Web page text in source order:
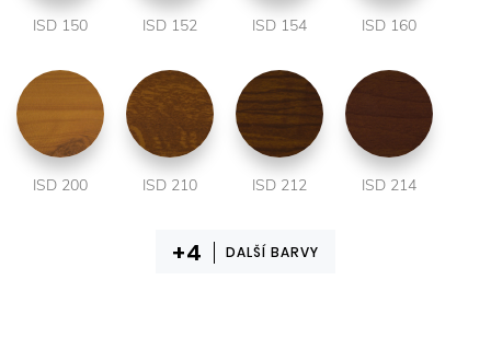
ISD 150 ISD 152 ISD 154 ISD 160
ISD 200 ISD 210 ISD 212 ISD 214
DALŠÍ BARVY